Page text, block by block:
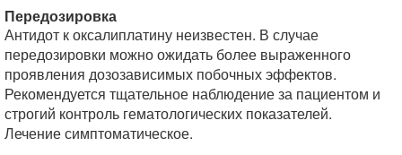
Передозировка
Антидот к оксалиплатину неизвестен. В случае
передозировки можно ожидать более выраженного
проявления дозозависимых побочных эффектов.
Рекомендуется тщательное наблюдение за пациентом и
строгий контроль гематологических показателей.
Лечение симптоматическое.